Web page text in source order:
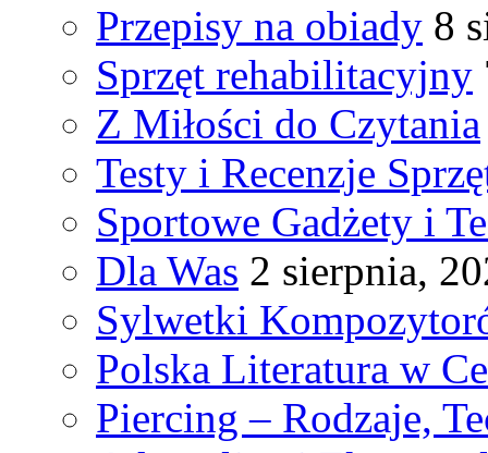
Przepisy na obiady 8
Sprzęt rehabilitacyjny
Z Miłości do Czytania
Testy i Recenzje
Sportowe Gadżety i
Dla Was 2 sierpnia,
Sylwetki
Polska Literatura w
Piercing – Rodzaje,